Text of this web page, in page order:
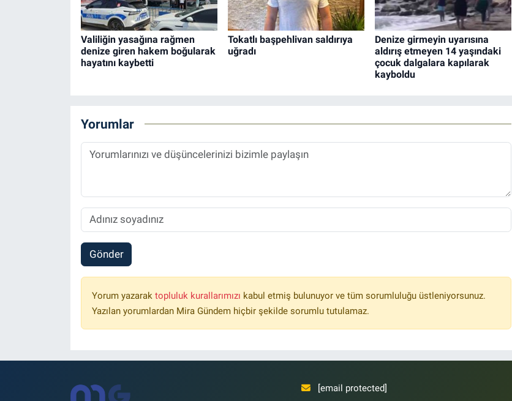
Valiliğin yasağına rağmen
denize giren hakem boğularak
hayatını kaybetti
Tokatlı başpehlivan saldırıya
uğradı
Denize girmeyin uyarısına
aldırış etmeyen 14 yaşındaki
çocuk dalgalara kapılarak
kayboldu
Yorumlar
Gönder
Yorum yazarak topluluk kurallarımızı kabul etmiş bulunuyor ve tüm sorumluluğu üstleniyorsunuz.
Yazılan yorumlardan Mira Gündem hiçbir şekilde sorumlu tutulamaz.
[email protected]